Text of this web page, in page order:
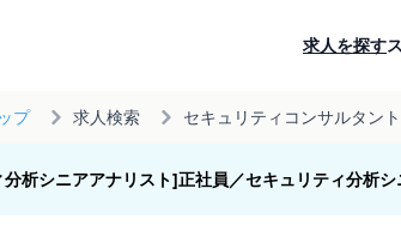
求人を探す
プ 求人検索 セキュリティコンサルタント
析シニアアナリスト]正社員／セキュリティ分析シ